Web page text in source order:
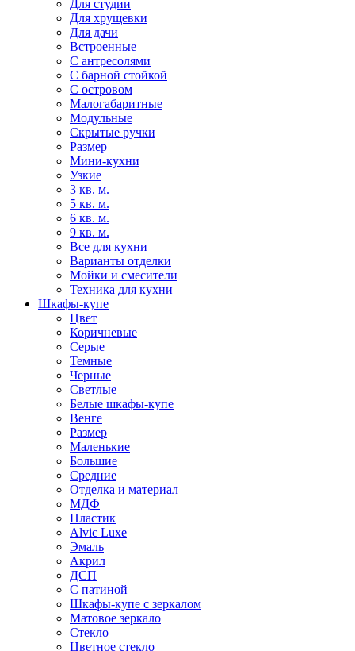
Для студии
Для хрущевки
Для дачи
Встроенные
С антресолями
С барной стойкой
С островом
Малогабаритные
Модульные
Скрытые ручки
Размер
Мини-кухни
Узкие
3 кв. м.
5 кв. м.
6 кв. м.
9 кв. м.
Все для кухни
Варианты отделки
Мойки и смесители
Техника для кухни
Шкафы-купе
Цвет
Коричневые
Серые
Темные
Черные
Светлые
Белые шкафы-купе
Венге
Размер
Маленькие
Большие
Средние
Отделка и материал
МДФ
Пластик
Alvic Luxe
Эмаль
Акрил
ДСП
С патиной
Шкафы-купе с зеркалом
Матовое зеркало
Стекло
Цветное стекло